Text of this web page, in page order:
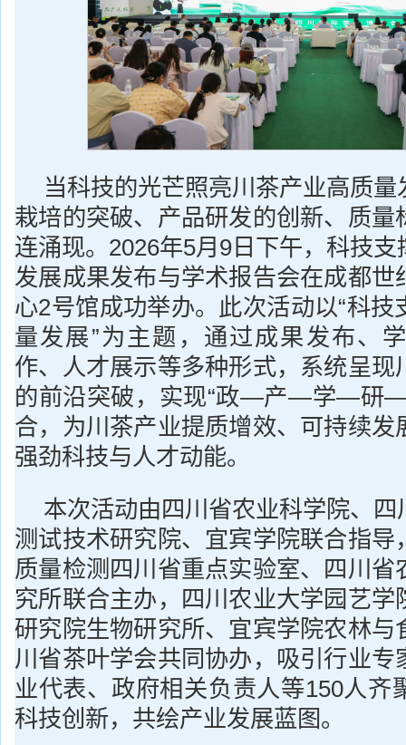
当科技的光芒照亮川茶产业高质
栽培的突破、产品研发的创新、质量
连涌现。2026年5月9日下午，科技
发展成果发布与学术报告会在成都世
心2号馆成功举办。此次活动以“科技
量发展”为主题，通过成果发布、
作、人才展示等多种形式，系统呈现
的前沿突破，实现“政—产—学—研—
合，为川茶产业提质增效、可持续发
强劲科技与人才动能。
本次活动由四川省农业科学院、
测试技术研究院、宜宾学院联合指导
质量检测四川省重点实验室、四川省
究所联合主办，四川农业大学园艺学
研究院生物研究所、宜宾学院农林与
川省茶叶学会共同协办，吸引行业专
业代表、政府相关负责人等150人齐
科技创新，共绘产业发展蓝图。